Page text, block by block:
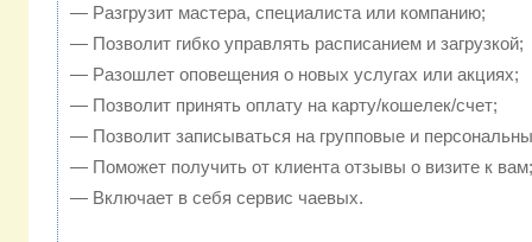
— Разгрузит мастера, специалиста или компанию;
— Позволит гибко управлять расписанием и загрузкой;
— Разошлет оповещения о новых услугах или акциях;
— Позволит принять оплату на карту/кошелек/счет;
— Позволит записываться на групповые и
— Поможет получить от клиента отзывы о визите к вам;
— Включает в себя сервис чаевых.